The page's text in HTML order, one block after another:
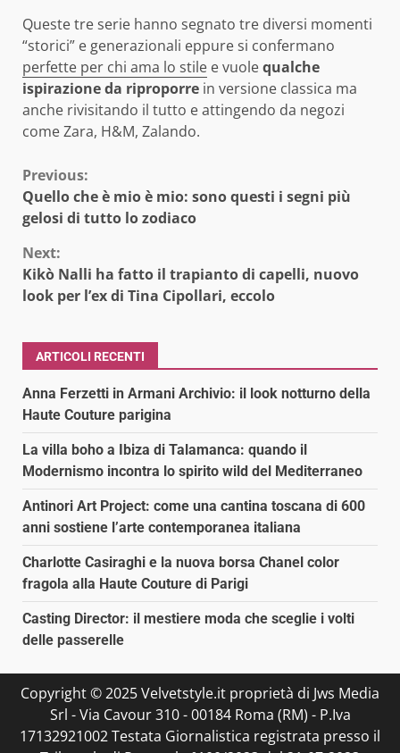
Queste tre serie hanno segnato tre diversi momenti
“storici” e generazionali eppure si confermano
perfette per chi ama lo stile e vuolequalche
ispirazioneda riproporre in versione classica ma
anche rivisitando il tutto e attingendo da negozi
come Zara, H&M, Zalando.
Continue
Reading
Previous:
Quello che è mio è mio: sono questi i segni più
gelosi di tutto lo zodiaco
Next:
Kikò Nalli ha fatto il trapianto di capelli, nuovo
look per l’ex di Tina Cipollari, eccolo
ARTICOLI RECENTI
Anna Ferzetti in Armani Archivio: il look notturno della
Haute Couture parigina
La villa boho a Ibiza di Talamanca: quando il
Modernismo incontra lo spirito wild del Mediterraneo
Antinori Art Project: come una cantina toscana di 600
anni sostiene l’arte contemporanea italiana
Charlotte Casiraghi e la nuova borsa Chanel color
fragola alla Haute Couture di Parigi
Casting Director: il mestiere moda che sceglie i volti
delle passerelle
Copyright © 2025 Velvetstyle.it proprietà di Jws Media
Srl - Via Cavour 310 - 00184 Roma (RM) - P.Iva
17132921002 Testata Giornalistica registrata presso il